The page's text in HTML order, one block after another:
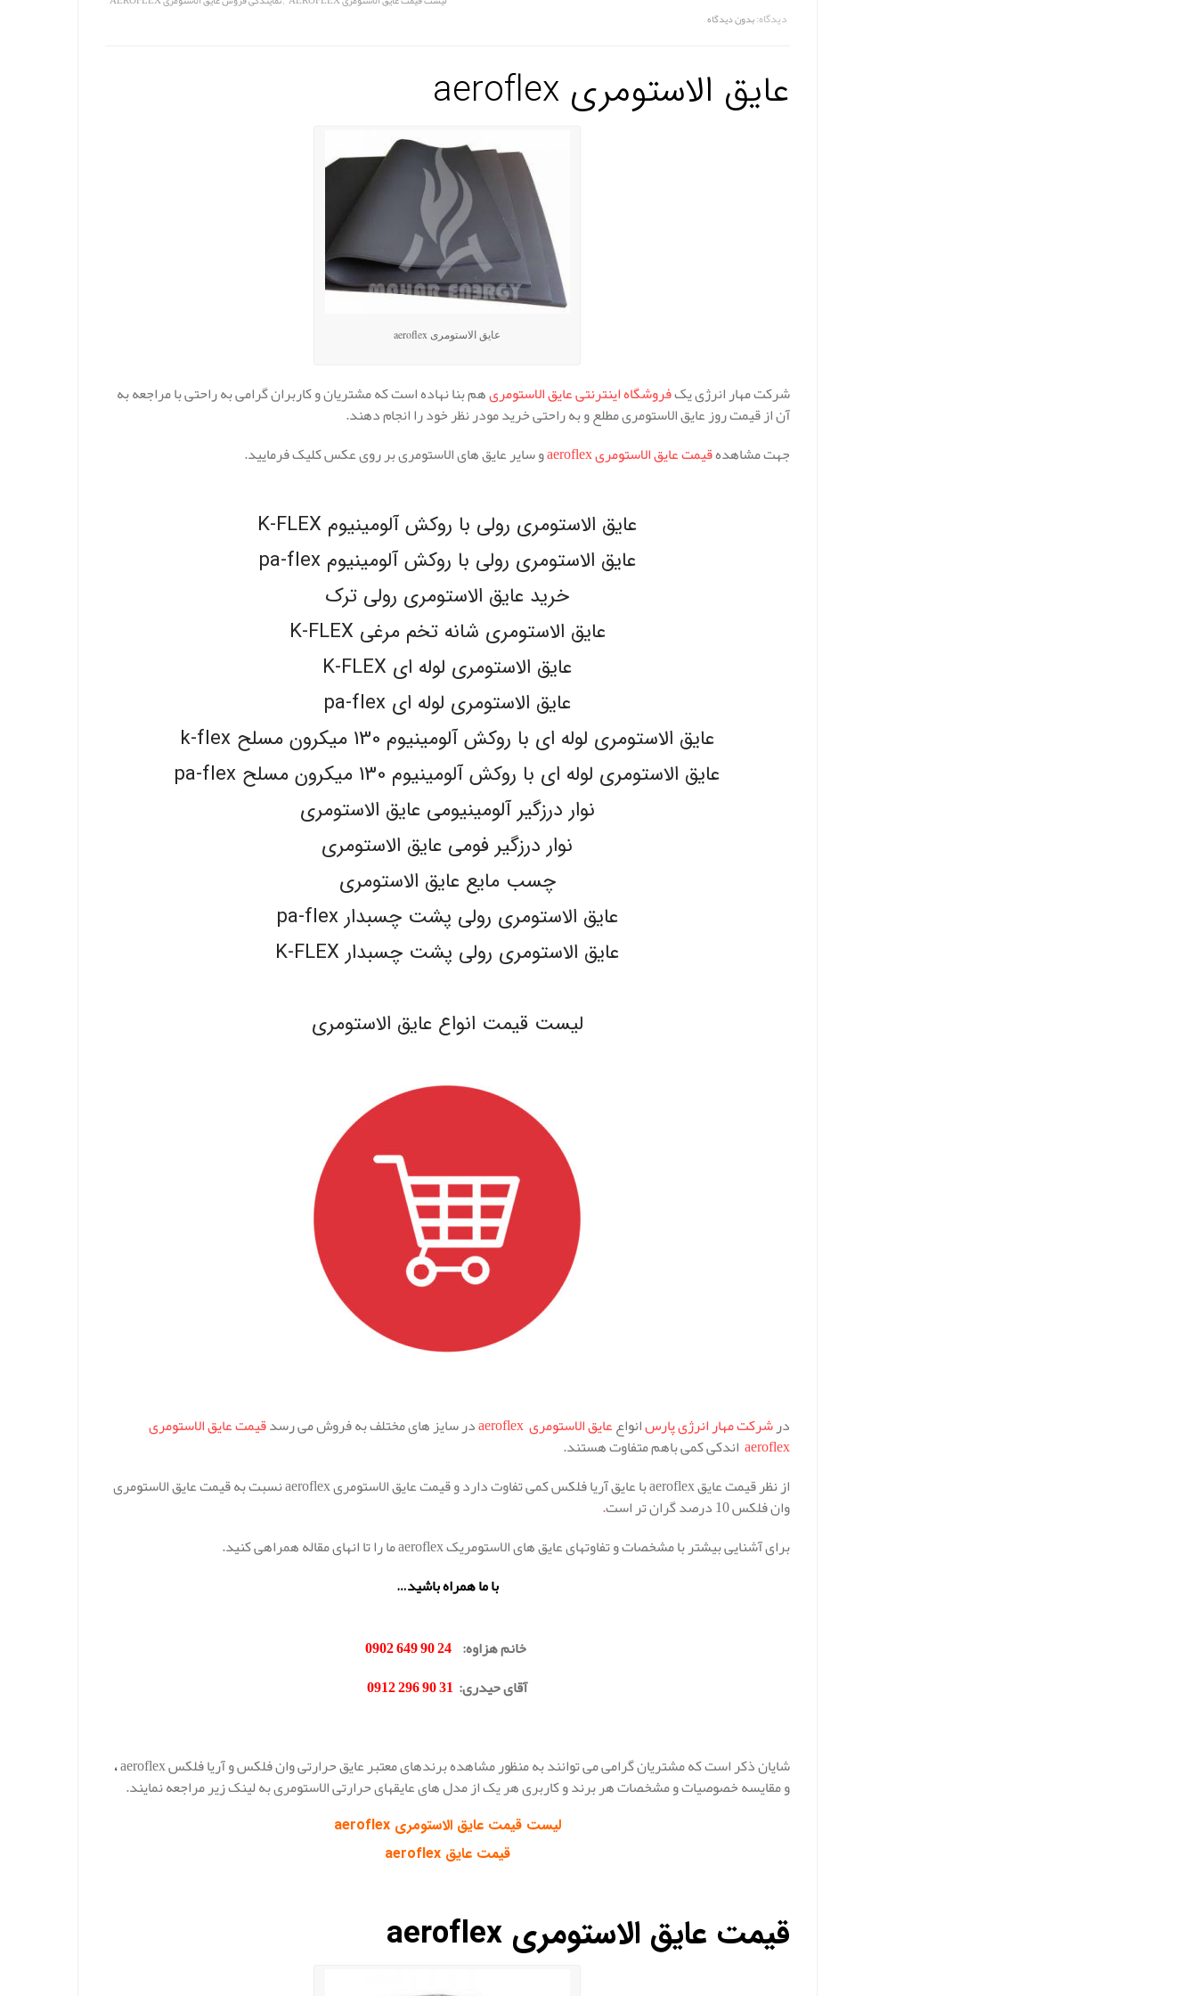
دیدگاه:بدون دیدگاه
عایق الاستومری aeroflex
عایق الاستومری aeroflex
شرکت مهار انرژی یکفروشگاه اینترنتی عایق الاستومریهم بنا نهاده است که مشتریان و کاربران گرامی به راحتی با مراجعه به
آن از قیمت روز عایق الاستومری مطلع و به راحتی خرید مودر نظر خود را انجام دهند.
جهت مشاهدهقیمت عایق الاستومری aeroflex و سایر عایق های الاستومری بر روی عکس کلیک فرمایید.
عایق الاستومری رولی با روکش آلومینیوم K-FLEX
عایق الاستومری رولی با روکش آلومینیوم pa-flex
خرید عایق الاستومری رولی ترک
عایق الاستومری شانه تخم مرغی K-FLEX
عایق الاستومری لوله ای K-FLEX
عایق الاستومری لوله ای pa-flex
عایق الاستومری لوله ای با روکش آلومینیوم 130 میکرون مسلح k-flex
عایق الاستومری لوله ای با روکش آلومینیوم 130 میکرون مسلح pa-flex
نوار درزگیر آلومینیومی عایق الاستومری
نوار درزگیر فومی عایق الاستومری
چسب مایع عایق الاستومری
عایق الاستومری رولی پشت چسبدار pa-flex
عایق الاستومری رولی پشت چسبدار K-FLEX
لیست قیمت انواع عایق الاستومری
درشرکت مهار انرژی پارسانواععایق الاستومری aeroflex در سایز های مختلف به فروش می رسدقیمت عایق الاستومری
aeroflex اندکی کمی باهم متفاوت هستند.
از نظر قیمت عایق aeroflex با عایق آریا فلکس کمی تفاوت دارد و قیمت عایق الاستومری aeroflex نسبت به قیمت عایق الاستومری
وان فلکس 10 درصد گران تر است
.
برای آشنایی بیشتر با مشخصات و تفاوتهای عایق های الاستومریک aeroflex ما را تا انهای مقاله همراهی کنید.
با ما همراه باشید…
خانم هزاوه: 24 90 649 0902
آقای حیدری: 31 90 296 0912
شایان ذکر است که مشتریان گرامی می توانند به منظور مشاهده برندهای معتبر عایق حرارتی وان فلکس و آریا فلکس aeroflex
،
و مقایسه خصوصیات و مشخصات هر برند و کاربری هر یک از مدل های عایقهای حرارتی الاستومری به لینک زیر مراجعه نمایند.
لیست قیمت عایق الاستومری aeroflex
قیمت عایق aeroflex
قیمت عایق الاستومری aeroflex